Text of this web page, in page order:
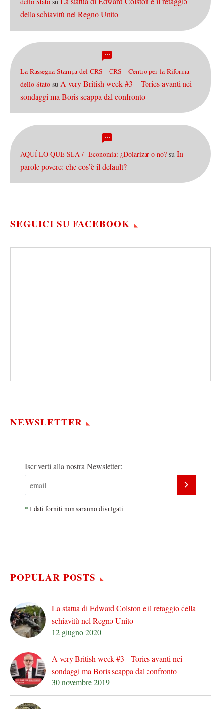
della schiavitù nel Regno Unito
La Rassegna Stampa del CRS - CRS - Centro per la Riforma
dello Stato su A very British week #3 – Tories avanti nei
sondaggi ma Boris scappa dal confronto
AQUÍ LO QUE SEA / Economía: ¿Dolarizar o no? su In
parole povere: che cos’è il default?
SEGUICI SU FACEBOOK
NEWSLETTER
Iscriverti alla nostra Newsletter:
* I dati forniti non saranno divulgati
POPULAR POSTS
La statua di Edward Colston e il retaggio della
schiavitù nel Regno Unito
12 giugno 2020
A very British week #3 - Tories avanti nei
sondaggi ma Boris scappa dal confronto
30 novembre 2019